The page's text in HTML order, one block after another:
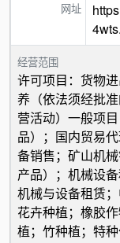
网址
经营范围
许可项目：货物
养（依法须经批
营活动）一般项
品）；国内贸易
备销售；矿山机
产品）；机械设
机械与设备租赁
花卉种植；橡胶
植；竹种植；特